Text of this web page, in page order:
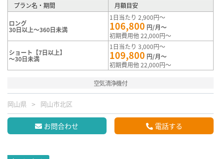
プラン名・期間 月額目安
ロング
30日以上～360日未満
1日当たり 2,900円～
106,800 円/月～
初期費用他 22,000円～
ショート【7日以上】
～30日未満
1日当たり 3,000円～
109,800 円/月～
初期費用他 22,000円～
空気清浄機付
岡山県 岡山市北区
お問合わせ 電話する